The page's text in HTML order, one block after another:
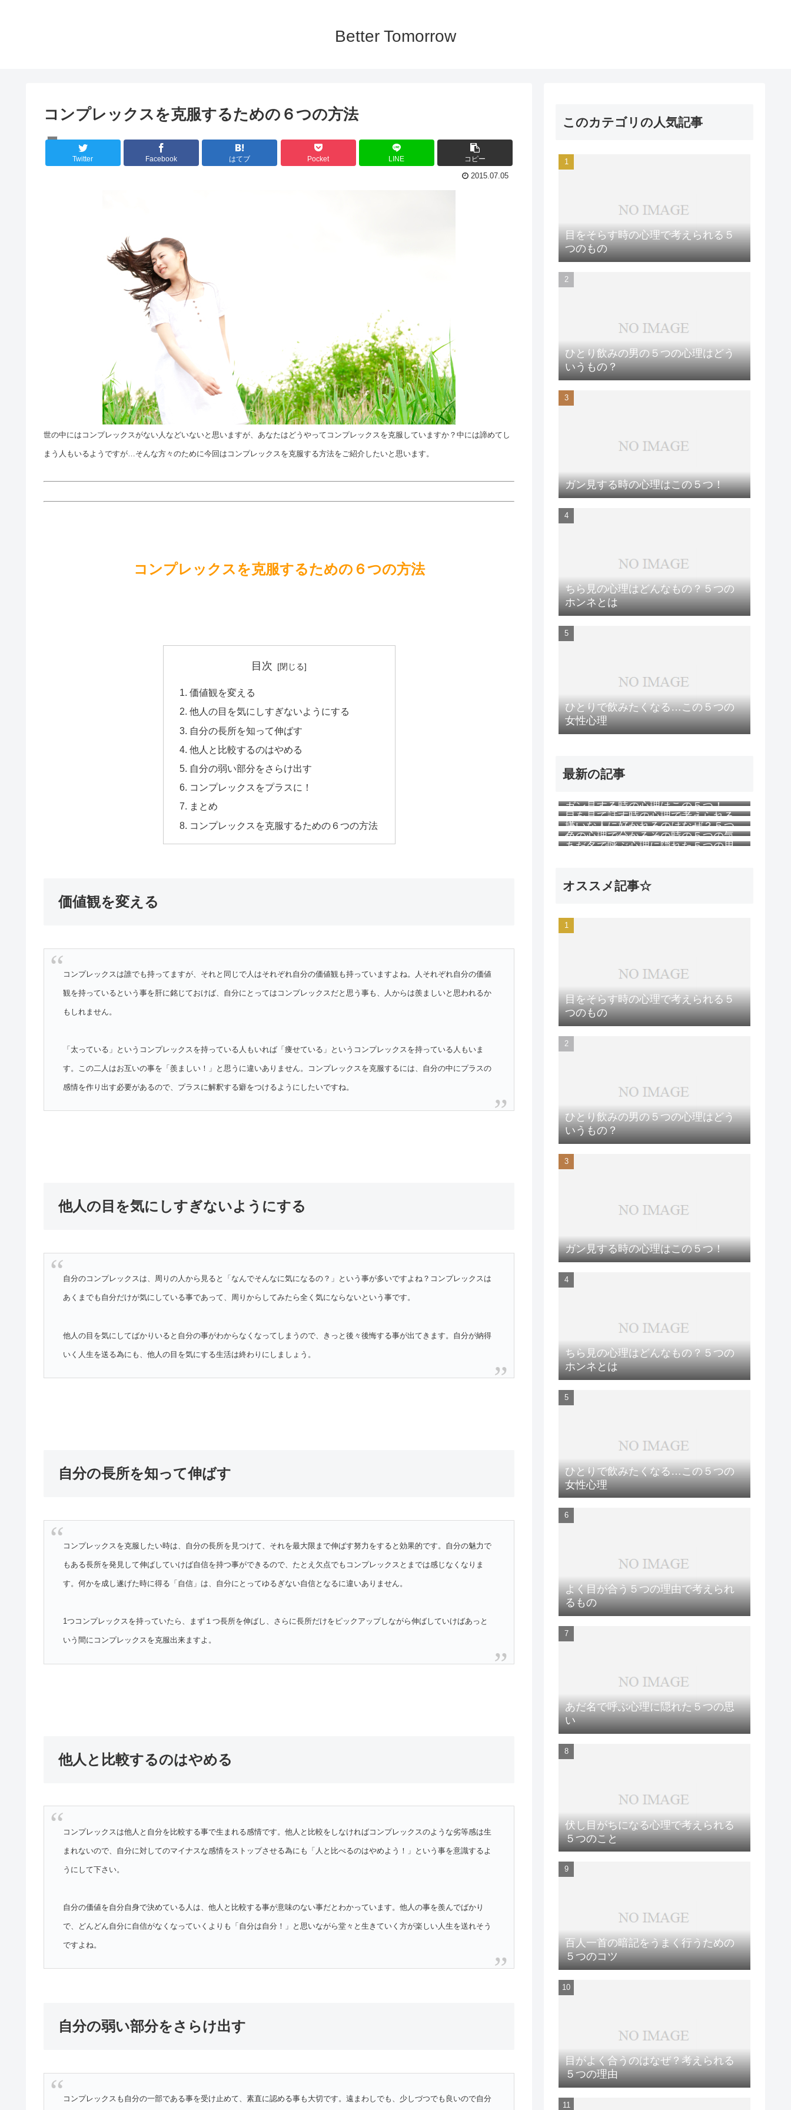
Better Tomorrow
コンプレックスを克服するための６つの方法
メンタルケア
Twitter Facebook はてブ Pocket LINE コピー
2015.07.05
世の中にはコンプレックスがない人などいないと思いますが、あなたはどうやってコンプレックスを克服していますか？中には諦めてし
まう人もいるようですが…そんな方々のために今回はコンプレックスを克服する方法をご紹介したいと思います。
コンプレックスを克服するための６つの方法
目次
価値観を変える
他人の目を気にしすぎないようにする
自分の長所を知って伸ばす
他人と比較するのはやめる
自分の弱い部分をさらけ出す
コンプレックスをプラスに！
まとめ
コンプレックスを克服するための６つの方法
価値観を変える
コンプレックスは誰でも持ってますが、それと同じで人はそれぞれ自分の価値観も持っていますよね。人それぞれ自分の価値
観を持っているという事を肝に銘じておけば、自分にとってはコンプレックスだと思う事も、人からは羨ましいと思われるか
もしれません。
「太っている」というコンプレックスを持っている人もいれば「痩せている」というコンプレックスを持っている人もいま
す。この二人はお互いの事を「羨ましい！」と思うに違いありません。コンプレックスを克服するには、自分の中にプラスの
感情を作り出す必要があるので、プラスに解釈する癖をつけるようにしたいですね。
他人の目を気にしすぎないようにする
自分のコンプレックスは、周りの人から見ると「なんでそんなに気になるの？」という事が多いですよね？コンプレックスは
あくまでも自分だけが気にしている事であって、周りからしてみたら全く気にならないという事です。
他人の目を気にしてばかりいると自分の事がわからなくなってしまうので、きっと後々後悔する事が出てきます。自分が納得
いく人生を送る為にも、他人の目を気にする生活は終わりにしましょう。
自分の長所を知って伸ばす
コンプレックスを克服したい時は、自分の長所を見つけて、それを最大限まで伸ばす努力をすると効果的です。自分の魅力で
もある長所を発見して伸ばしていけば自信を持つ事ができるので、たとえ欠点でもコンプレックスとまでは感じなくなりま
す。何かを成し遂げた時に得る「自信」は、自分にとってゆるぎない自信となるに違いありません。
1つコンプレックスを持っていたら、まず１つ長所を伸ばし、さらに長所だけをピックアップしながら伸ばしていけばあっと
いう間にコンプレックスを克服出来ますよ。
他人と比較するのはやめる
コンプレックスは他人と自分を比較する事で生まれる感情です。他人と比較をしなければコンプレックスのような劣等感は生
まれないので、自分に対してのマイナスな感情をストップさせる為にも「人と比べるのはやめよう！」という事を意識するよ
うにして下さい。
自分の価値を自分自身で決めている人は、他人と比較する事が意味のない事だとわかっています。他人の事を羨んでばかり
で、どんどん自分に自信がなくなっていくよりも「自分は自分！」と思いながら堂々と生きていく方が楽しい人生を送れそう
ですよね。
自分の弱い部分をさらけ出す
コンプレックスも自分の一部である事を受け止めて、素直に認める事も大切です。遠まわしでも、少しづつでも良いので自分
このカテゴリの人気記事
目をそらす時の心理で考えられる５
つのもの
ひとり飲みの男の５つの心理はどう
いうもの？
ガン見する時の心理はこの５つ！
ちら見の心理はどんなもの？５つの
ホンネとは
ひとりで飲みたくなる…この５つの
女性心理
最新の記事
ガン見する時の心理はこの５つ！
目を見て話す時の心理で考えられる
５つのこと
嫌いな人に好かれるのはなぜ？５つ
の理由
色の心理で分かるその時の５つの気
持ち
あだ名で呼ぶ心理に隠れた５つの思
オススメ記事☆
目をそらす時の心理で考えられる５
つのもの
ひとり飲みの男の５つの心理はどう
いうもの？
ガン見する時の心理はこの５つ！
ちら見の心理はどんなもの？５つの
ホンネとは
ひとりで飲みたくなる…この５つの
女性心理
よく目が合う５つの理由で考えられ
るもの
あだ名で呼ぶ心理に隠れた５つの思
い
伏し目がちになる心理で考えられる
５つのこと
百人一首の暗記をうまく行うための
５つのコツ
目がよく合うのはなぜ？考えられる
５つの理由